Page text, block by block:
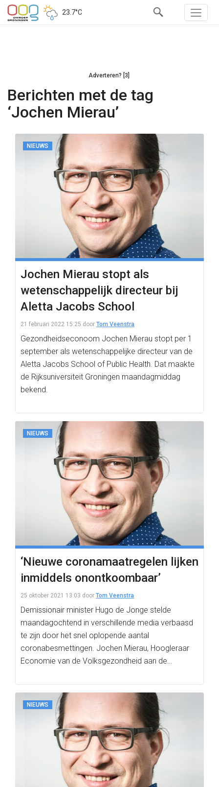
23.7°C
Adverteren? [3]
Berichten met de tag
‘Jochen Mierau’
NIEUWS
Jochen Mierau stopt als
wetenschappelijk directeur bij
Aletta Jacobs School
21 februari 2022 15:25 door Tom Veenstra
Gezondheidseconoom Jochen Mierau stopt per 1
september als wetenschappelijke directeur van de
Aletta Jacobs School of Public Health. Dat maakte
de Rijksuniversiteit Groningen maandagmiddag
bekend.
NIEUWS
‘Nieuwe coronamaatregelen lijken
inmiddels onontkoombaar’
25 oktober 2021 13:03 door Tom Veenstra
Demissionair minister Hugo de Jonge stelde
maandagochtend in verschillende media verbaasd
te zijn door het snel oplopende aantal
coronabesmettingen. Jochen Mierau, Hoogleraar
Economie van de Volksgezondheid aan de
NIEUWS